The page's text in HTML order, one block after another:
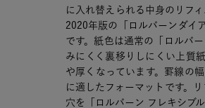
に入れ替えられる中身のリフ
2020年版の「ロルバーンダイ
です。紙色は通常の「ロルバ
みにくく裏移りしにくい上質
や厚くなっています。罫線の
に適したフォーマットです。
穴を「ロルバーン フレキシブ